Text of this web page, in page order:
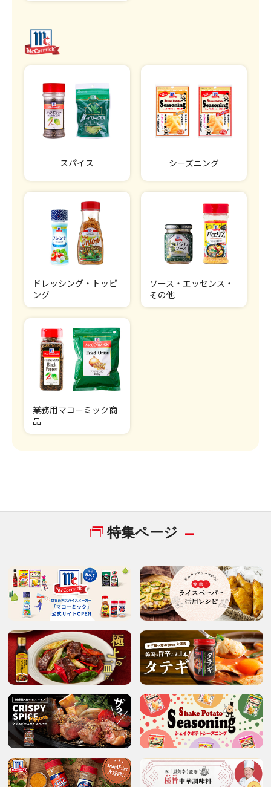
スパイス シーズニング
ドレッシング・トッピ
ング
ソース・エッセンス・
その他
業務用マコーミック商
品
特集ページ